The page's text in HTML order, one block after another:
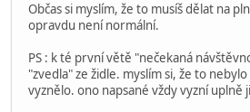
Občas si myslím, že to musíš dělat na
opravdu není normální.
PS : k té první větě "nečekaná
"zvedla" ze židle. myslím si, že to
vyznělo. ono napsané vždy vyzní uplně